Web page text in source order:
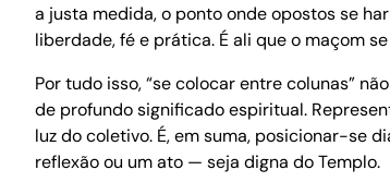
a justa medida, o ponto onde opostos se
liberdade, fé e prática. É ali que o maçom
Por tudo isso, “se colocar entre colunas”
de profundo significado espiritual.
luz do coletivo. É, em suma, posicionar-se
reflexão ou um ato — seja digna do Templo.